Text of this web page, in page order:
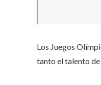
Los Juegos
tanto el talento